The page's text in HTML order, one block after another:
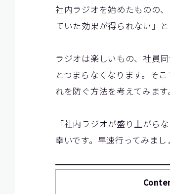
社内ラジオを始めたものの
ていた効果が得られない」
ラジオは楽しいもの、社員
とつまらなくなります。そ
れを防ぐ方法を考えてみます。
「社内ラジオが盛り上がら
幸いです。早速行ってみまし